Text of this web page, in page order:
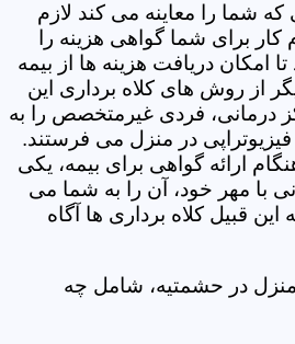
که شما را معاینه می کند لازم
کار برای شما گواهی هزینه را
امکان دریافت هزینه ها از بیمه
از روش های کلاه برداری این
درمانی، فردی غیرمتخصص را به
در منزل می فرستند.
ارائه گواهی برای بیمه، یکی
با مهر خود، آن را به شما می
قبیل کلاه برداری ها آگاه
منزل در حشمتیه، شامل چه